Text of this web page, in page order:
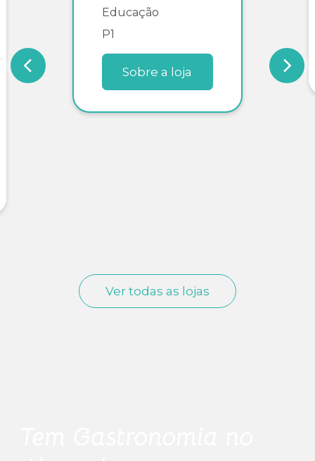
Educação
P1
Sobre a loja
Ver todas as lojas